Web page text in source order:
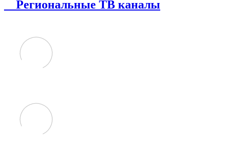
Региональные ТВ каналы